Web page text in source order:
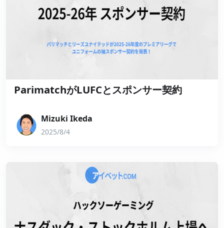
ParimatchがLUFCとスポンサー契約
Mizuki Ikeda
2025/8/4